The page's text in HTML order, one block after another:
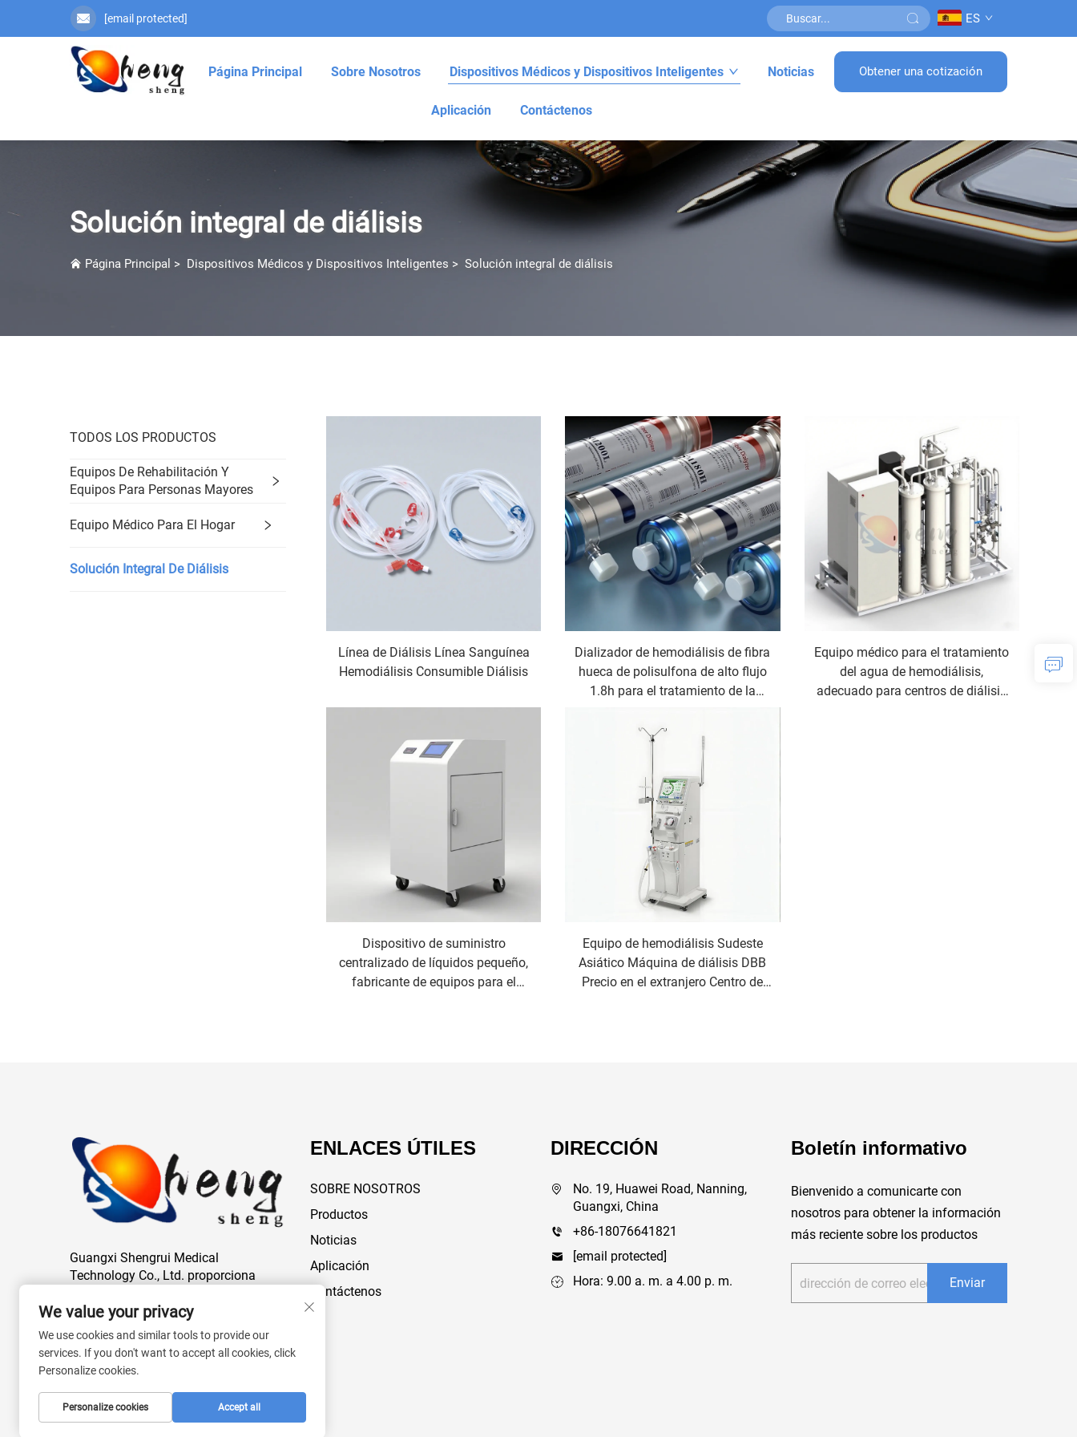
[email protected] ES
Página Principal Sobre Nosotros Dispositivos Médicos y Dispositivos Inteligentes Noticias
Aplicación Contáctenos
Obtener una cotización
Solución integral de diálisis
Página Principal > Dispositivos Médicos y Dispositivos Inteligentes > Solución integral de diálisis
TODOS LOS PRODUCTOS
Equipos De Rehabilitación Y
Equipos Para Personas Mayores
Equipo Médico Para El Hogar
Solución Integral De Diálisis
Línea de Diálisis Línea Sanguínea
Hemodiálisis Consumible Diálisis
Dializador de hemodiálisis de fibra
hueca de polisulfona de alto flujo
1.8h para el tratamiento de la
Equipo médico para el tratamiento
del agua de hemodiálisis,
adecuado para centros de diálisis
Dispositivo de suministro
centralizado de líquidos pequeño,
fabricante de equipos para el
Equipo de hemodiálisis Sudeste
Asiático Máquina de diálisis DBB
Precio en el extranjero Centro de
Guangxi Shengrui Medical
Technology Co., Ltd. proporciona
equipos de hemodiálisis y
dispositivos dentales a nivel mundial.
Servicios OEM/ODM disponibles. Más
de 15 años de experiencia. Confían en
médica de todo el mundo.
ENLACES ÚTILES
SOBRE NOSOTROS
Productos
Noticias
Aplicación
Contáctenos
DIRECCIÓN
No. 19, Huawei Road, Nanning,
Guangxi, China
+86-18076641821
[email protected]
Hora: 9.00 a. m. a 4.00 p. m.
Boletín informativo
Bienvenido a comunicarte con
nosotros para obtener la información
más reciente sobre los productos
Enviar
We value your privacy
We use cookies and similar tools to provide our
services. If you don't want to accept all cookies, click
Personalize cookies.
Personalize cookies Accept all